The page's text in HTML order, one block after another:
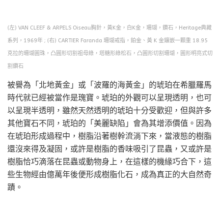
(左) VAN CLEEF & ARPELS Oiseau胸針，黃K金，白K金，珊瑚，鑽石，Heritage典藏
系列，1969年 ; (右) CARTIER Faranda 珊瑚戒指，鉑金、黃 K 金鑲嵌一顆重 18.95
克拉的珊瑚圓珠，凸圓形切割祖母綠，塔糖形綠松石，凸圓形切割珊瑚，圓形明亮式切
割鑽石
被譽為「北地黃金」或「波羅的海黃金」的琥珀在希臘羅馬
時代就已經被當作是瑰寶。琥珀的外觀可以呈現透明，也可
以呈現半透明，雖然天然透明的琥珀十分受歡迎，但與許多
其他寶石不同，琥珀的「美麗缺陷」會為其增添價值。因為
在琥珀形成過程中，樹脂沿著樹幹流淌下來，當液態的樹脂
還沒來得及凝固，或許是樹脂的香味吸引了昆蟲，又或許是
樹脂恰巧滴落在昆蟲或動物身上，在這樣的機緣巧合下，這
些生物經由億萬年後便形成樹脂化石，成為真正的大自然奇
蹟。